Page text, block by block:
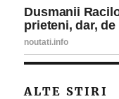
ALTE STIRI